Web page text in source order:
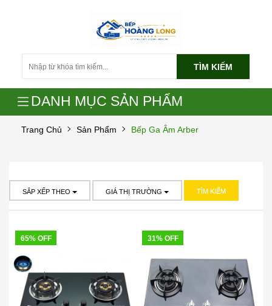
TÌM KIẾM
DANH MỤC SẢN PHẨM
Trang Chủ Sản Phẩm Bếp Ga Âm Arber
SẮP XẾP THEO GIÁ THỊ TRƯỜNG TÌM KIẾM
65% OFF 31% OFF